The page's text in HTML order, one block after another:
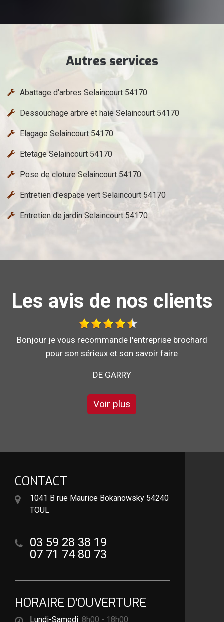
Autres services
Abattage d'arbres Selaincourt 54170
Dessouchage arbre et haie Selaincourt 54170
Elagage Selaincourt 54170
Etetage Selaincourt 54170
Pose de cloture Selaincourt 54170
Entretien d'espace vert Selaincourt 54170
Entretien de jardin Selaincourt 54170
Les avis de nos clients
Bonjour je vous recommande l'entreprise brochard
Voir plus
CONTACT
1041 B rue Maurice Bokanowsky 54240
TOUL
03 59 28 38 19
07 71 74 80 73
HORAIRE D'OUVERTURE
Lundi-Samedi: 8h00 - 18h00